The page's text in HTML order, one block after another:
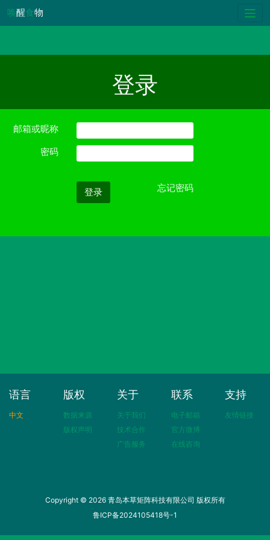
唤醒食物
登录
邮箱或昵称
密码
登录 忘记密码
语言
中文
版权
数据来源
版权声明
关于
关于我们
技术合作
广告服务
联系
电子邮箱
官方微博
在线咨询
支持
友情链接
Copyright © 2026 青岛本草矩阵科技有限公司 版权所有
鲁ICP备2024105418号-1